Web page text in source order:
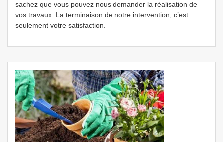
sachez que vous pouvez nous demander la réalisation de
vos travaux. La terminaison de notre intervention, c’est
seulement votre satisfaction.